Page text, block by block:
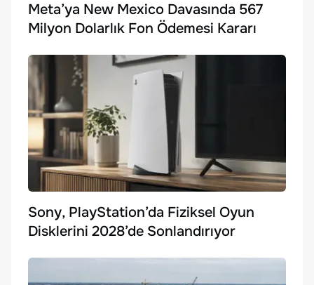
Meta’ya New Mexico Davasında 567
Milyon Dolarlık Fon Ödemesi Kararı
Sony, PlayStation’da Fiziksel Oyun
Disklerini 2028’de Sonlandırıyor